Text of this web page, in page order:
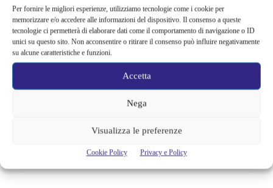
Per fornire le migliori esperienze, utilizziamo tecnologie come i cookie per
memorizzare e/o accedere alle informazioni del dispositivo. Il consenso a queste
tecnologie ci permetterà di elaborare dati come il comportamento di navigazione o ID
unici su questo sito. Non acconsentire o ritirare il consenso può influire negativamente
su alcune caratteristiche e funzioni.
Accetta
Nega
Visualizza le preferenze
Cookie Policy Privacy e Policy
Hitchcock presenta e si è occupato come produttore della
supervisione della serie animata tratta Beetlejuice.
TAGS intrattenimento live-action Netflix serie tv
spettacolo